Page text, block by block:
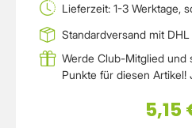
Lieferzeit: 1-3 Werktage,
Standardversand mit DHL
Werde Club-Mitglied und
Punkte für diesen Artikel!
5,15